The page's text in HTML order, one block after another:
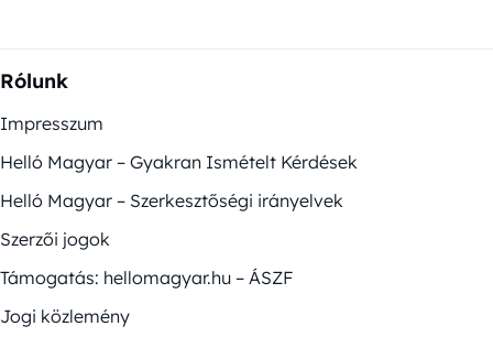
Rólunk
Impresszum
Helló Magyar – Gyakran Ismételt Kérdések
Helló Magyar – Szerkesztőségi irányelvek
Szerzői jogok
Támogatás: hellomagyar.hu – ÁSZF
Jogi közlemény